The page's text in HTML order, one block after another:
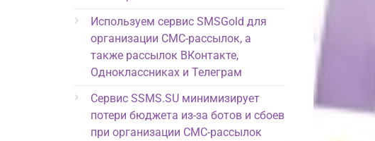
Используем сервис SMSGold для
организации СМС-рассылок, а
также рассылок ВКонтакте,
Одноклассниках и Телеграм
Сервис SSMS.SU минимизирует
потери бюджета из-за ботов и сбоев
при организации СМС-рассылок